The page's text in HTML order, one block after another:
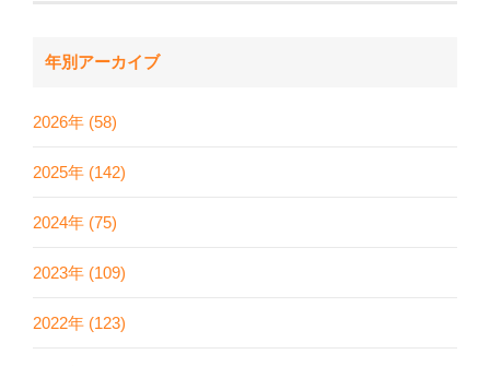
年別アーカイブ
2026年 (58)
2025年 (142)
2024年 (75)
2023年 (109)
2022年 (123)